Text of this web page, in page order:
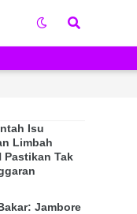
Isu
Limbah
Pastikan Tak
Jambore